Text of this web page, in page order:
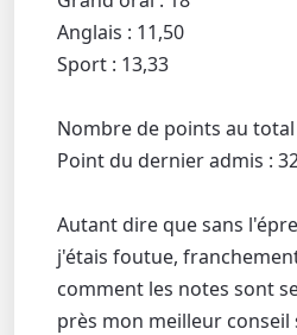
Anglais : 11,50
Sport : 13,33
Nombre de points au total
Point du dernier admis :
Autant dire que sans
j'étais foutue,
comment les notes sont
près mon meilleur